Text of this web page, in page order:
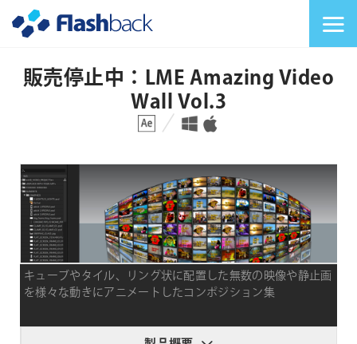
販売停止中：LME Amazing Video
Wall Vol.3
対応プラットフォーム 対応OS
キューブやタイル、リング状に配置した無数の映像や静止画
を様々な動きにアニメートしたコンポジション集